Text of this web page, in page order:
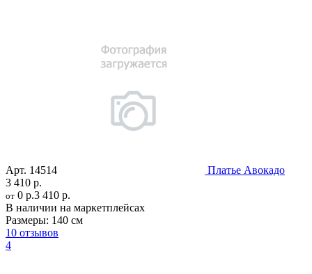
Арт. 14514
Платье Авокадо
3 410 р.
от 0 р.3 410 р.
В наличии на маркетплейсах
Размеры: 140 см
10 отзывов
4